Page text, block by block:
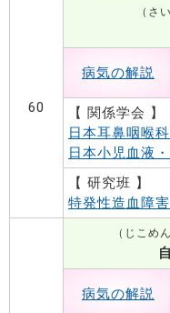
60
（さ
病気の解説
【 関係学会 】
日本耳鼻咽喉
日本小児血液
【 研究班 】
特発性造血障
（じこめ
病気の解説